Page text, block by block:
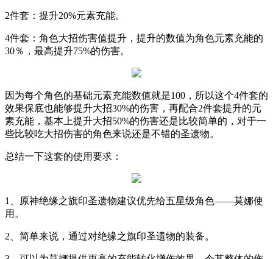
2件套：提升20%元素充能。
4件套：角色大招伤害值提升，提升的数值为角色元素充能的
30％，最高提升75%的伤害。
因为每个角色的基础元素充能数值就是100 ，所以这个4件套的
效果保底也能够提升大招30%的伤害，再配合2件套提升的元
素充能，基本上提升大招50%的伤害还是比较简单的，对于一
些比较吃大招伤害的角色来说还是不错的圣遗物。
总结一下这套的使用要求：
1
、原神绝缘之旗印圣遗物建议优先给五星级角色——莫娜使
用。
2 、简单来说，通过对绝缘之旗印圣遗物的装备。